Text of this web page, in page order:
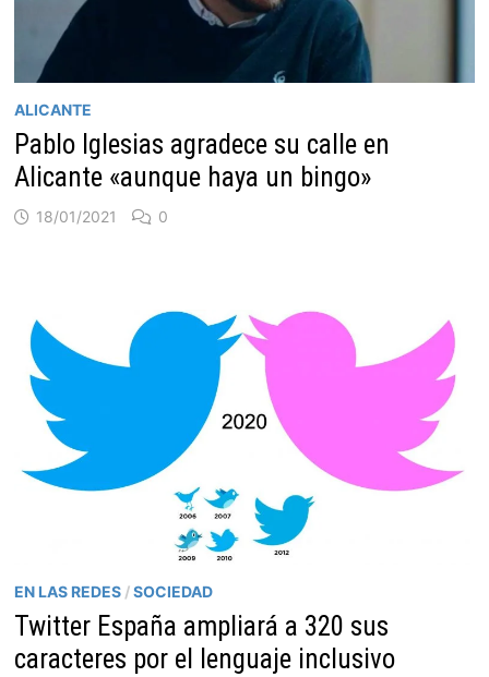
ALICANTE
Pablo Iglesias agradece su calle en
Alicante «aunque haya un bingo»
18/01/2021 0
EN LAS REDES /SOCIEDAD
Twitter España ampliará a 320 sus
caracteres por el lenguaje inclusivo